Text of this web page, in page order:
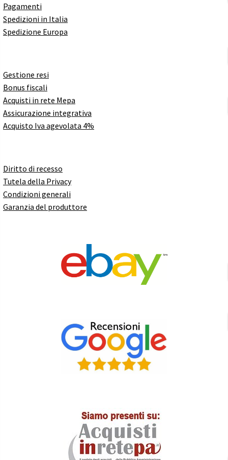
Pagamenti
Spedizioni in Italia
Spedizione Europa
Gestione resi
Bonus fiscali
Acquisti in rete Mepa
Assicurazione integrativa
Acquisto Iva agevolata 4%
Diritto di recesso
Tutela della Privacy
Condizioni generali
Garanzia del produttore